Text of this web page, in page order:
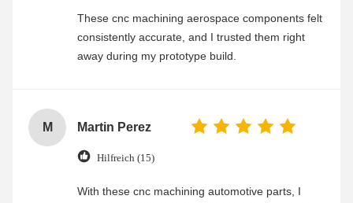
These cnc machining aerospace components felt
consistently accurate, and I trusted them right
away during my prototype build.
M Martin Perez
Hilfreich (15)
With these cnc machining automotive parts, I